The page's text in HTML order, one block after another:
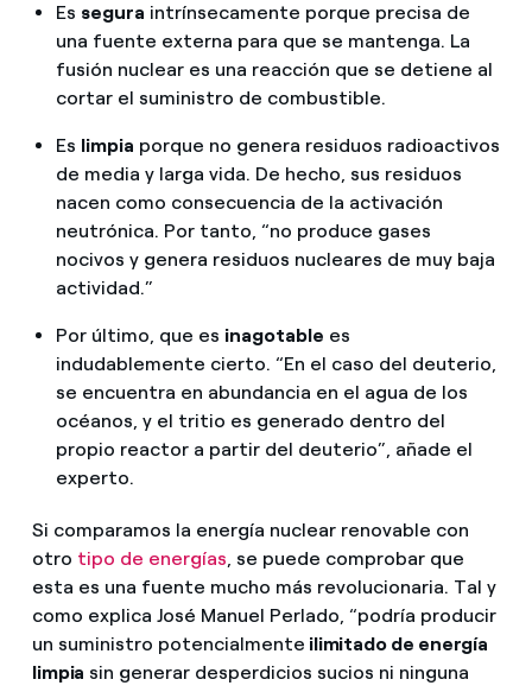
Es segura intrínsecamente porque precisa de
una fuente externa para que se mantenga. La
fusión nuclear es una reacción que se detiene al
cortar el suministro de combustible.
Es limpia porque no genera residuos radioactivos
de media y larga vida. De hecho, sus residuos
nacen como consecuencia de la activación
neutrónica. Por tanto, “no produce gases
nocivos y genera residuos nucleares de muy baja
actividad.”
Por último, que es inagotable es
indudablemente cierto. “En el caso del deuterio,
se encuentra en abundancia en el agua de los
océanos, y el tritio es generado dentro del
propio reactor a partir del deuterio”, añade el
experto.
Si comparamos la energía nuclear renovable con
otro tipo de energías, se puede comprobar que
esta es una fuente mucho más revolucionaria. Tal y
como explica José Manuel Perlado, “podría producir
un suministro potencialmente ilimitado de energía
limpia sin generar desperdicios sucios ni ninguna